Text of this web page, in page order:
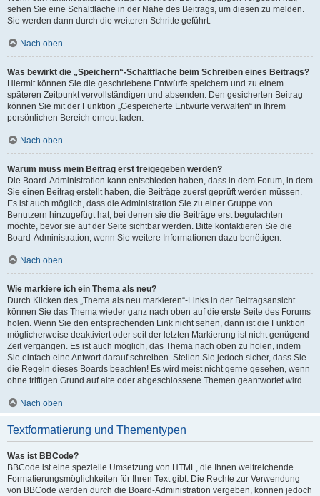
sehen Sie eine Schaltfläche in der Nähe des Beitrags, um diesen zu melden.
Sie werden dann durch die weiteren Schritte geführt.
Nach oben
Was bewirkt die „Speichern“-Schaltfläche beim Schreiben eines Beitrags?
Hiermit können Sie die geschriebene Entwürfe speichern und zu einem
späteren Zeitpunkt vervollständigen und absenden. Den gesicherten Beitrag
können Sie mit der Funktion „Gespeicherte Entwürfe verwalten“ in Ihrem
persönlichen Bereich erneut laden.
Nach oben
Warum muss mein Beitrag erst freigegeben werden?
Die Board-Administration kann entschieden haben, dass in dem Forum, in dem
Sie einen Beitrag erstellt haben, die Beiträge zuerst geprüft werden müssen.
Es ist auch möglich, dass die Administration Sie zu einer Gruppe von
Benutzern hinzugefügt hat, bei denen sie die Beiträge erst begutachten
möchte, bevor sie auf der Seite sichtbar werden. Bitte kontaktieren Sie die
Board-Administration, wenn Sie weitere Informationen dazu benötigen.
Nach oben
Wie markiere ich ein Thema als neu?
Durch Klicken des „Thema als neu markieren“-Links in der Beitragsansicht
können Sie das Thema wieder ganz nach oben auf die erste Seite des Forums
holen. Wenn Sie den entsprechenden Link nicht sehen, dann ist die Funktion
möglicherweise deaktiviert oder seit der letzten Markierung ist nicht genügend
Zeit vergangen. Es ist auch möglich, das Thema nach oben zu holen, indem
Sie einfach eine Antwort darauf schreiben. Stellen Sie jedoch sicher, dass Sie
die Regeln dieses Boards beachten! Es wird meist nicht gerne gesehen, wenn
ohne triftigen Grund auf alte oder abgeschlossene Themen geantwortet wird.
Nach oben
Textformatierung und Thementypen
Was ist BBCode?
BBCode ist eine spezielle Umsetzung von HTML, die Ihnen weitreichende
Formatierungsmöglichkeiten für Ihren Text gibt. Die Rechte zur Verwendung
von BBCode werden durch die Board-Administration vergeben, können jedoch